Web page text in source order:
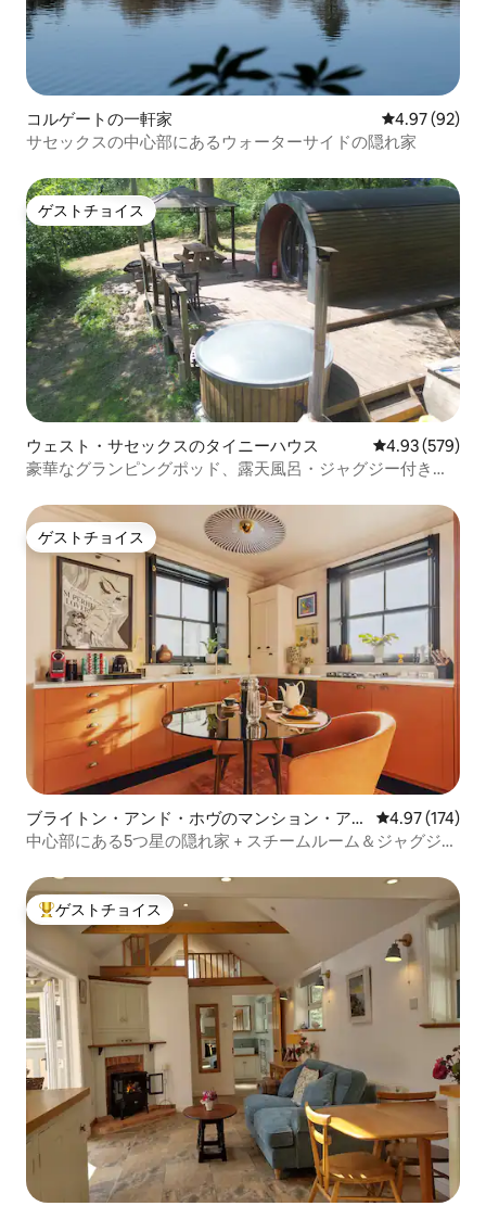
コルゲートの一軒家 レビュー92
4.97 (92)
サセックスの中心部にあるウォーターサイドの隠れ家
ゲストチョイス
ゲストチョイス
ウェスト・サセックスのタイニーハウス レビュー579
4.93 (579)
豪華なグランピングポッド、露天風呂・ジャグジー付き、
ゲストチョイス
ゲストチョイス
ブライトン・アンド・ホヴのマンション・アパ
ート
レビュー174
4.97 (174)
中心部にある5つ星の隠れ家 + スチームルーム＆ジャグジー
大好評のゲストチョイスです。
ゲストチョイス